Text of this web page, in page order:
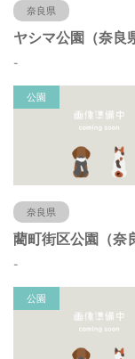
奈良県
-
公園
奈良県
-
公園